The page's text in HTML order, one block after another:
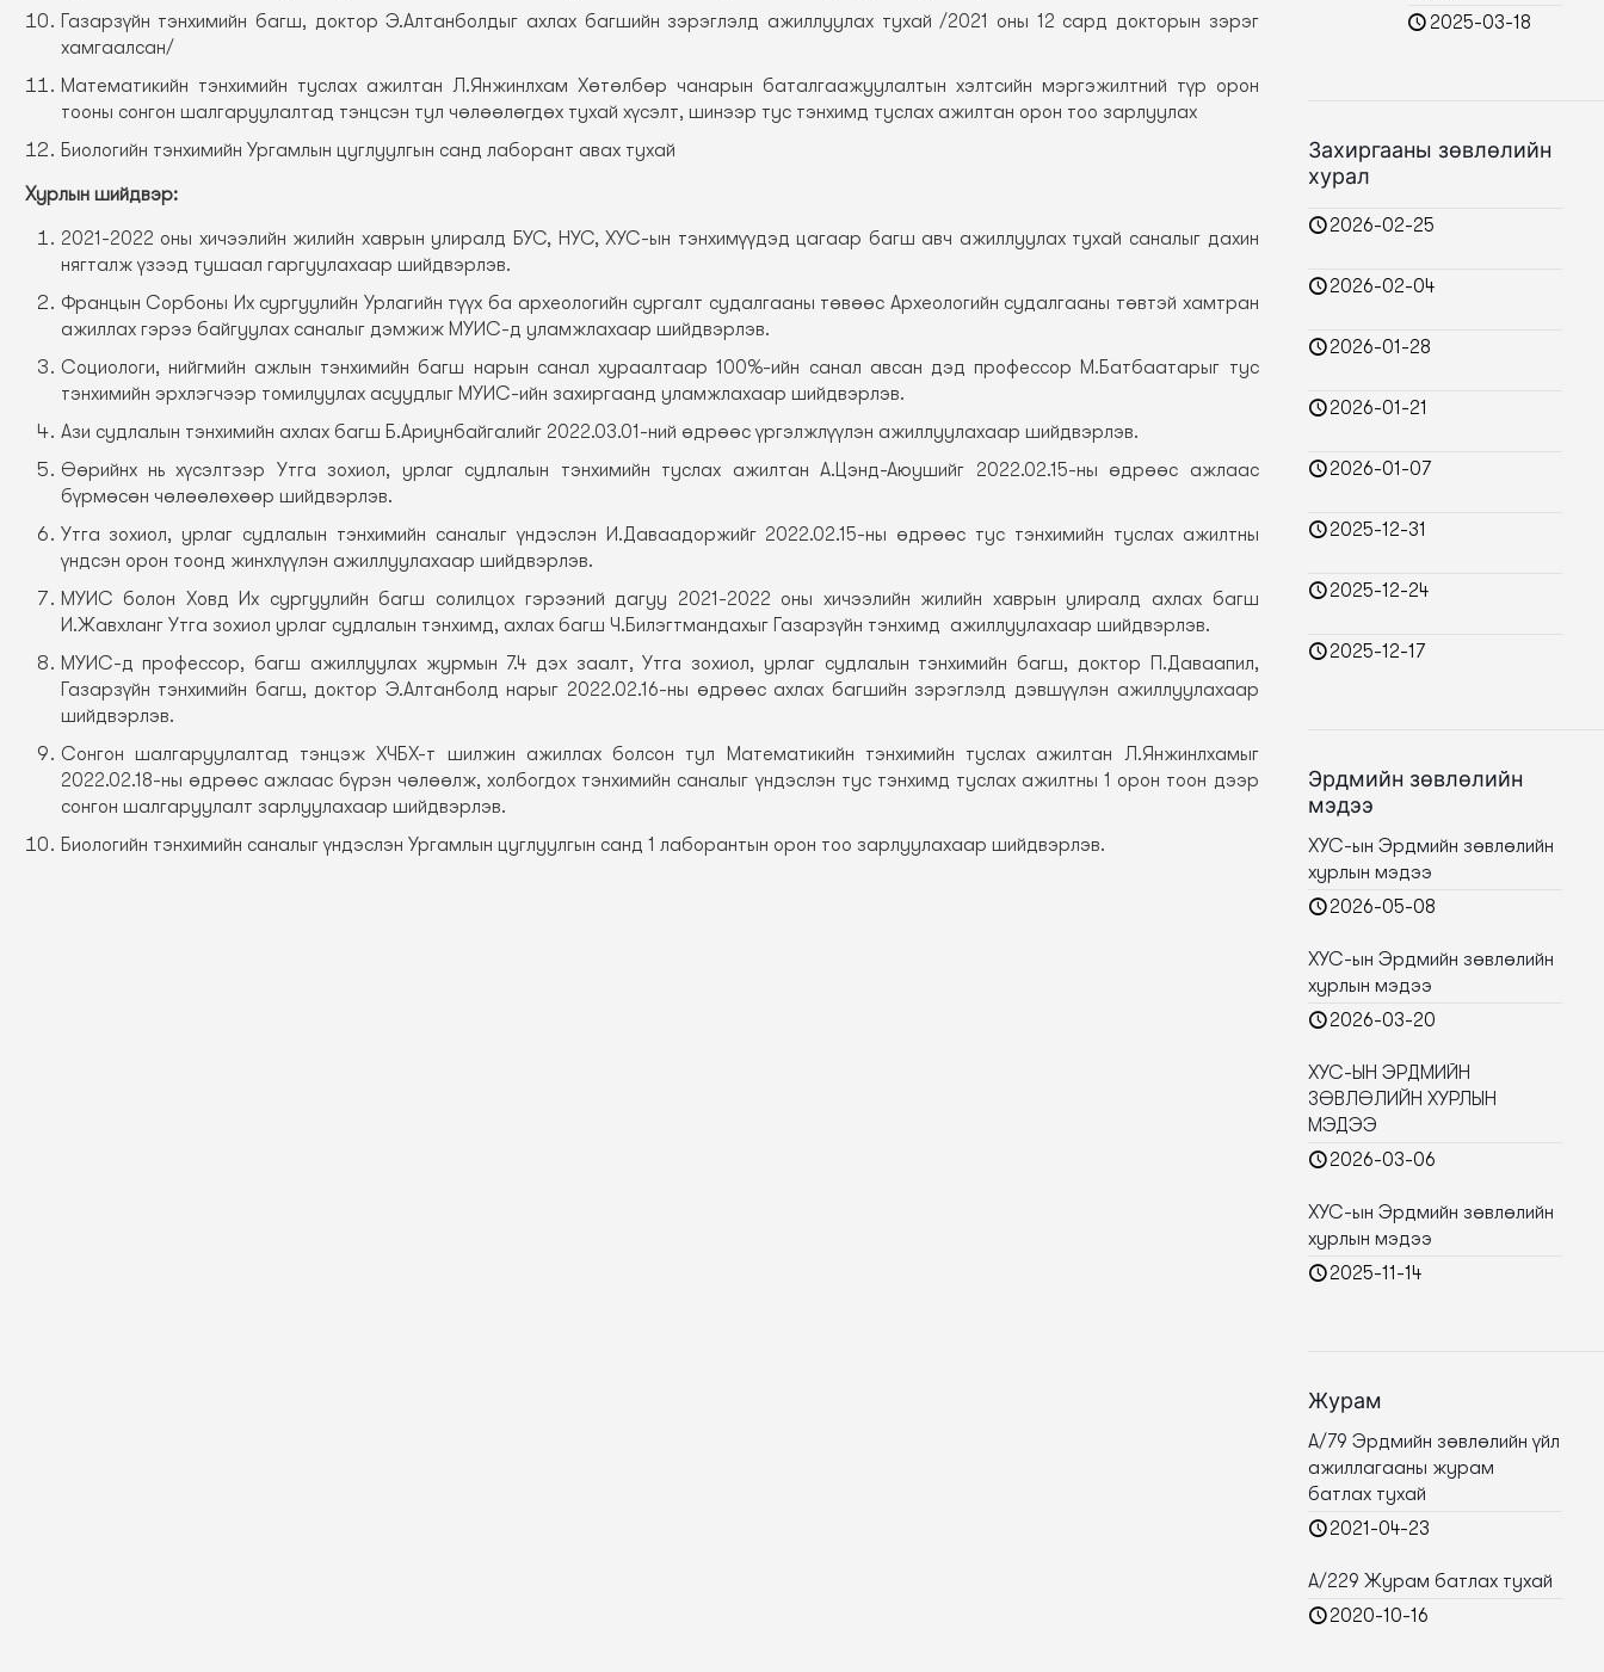
Газарзүйн тэнхимийн багш, доктор Э.Алтанболдыг ахлах багшийн зэрэглэлд ажиллуулах тухай /2021 оны 12 сард докторын зэрэг
хамгаалсан/
Математикийн тэнхимийн туслах ажилтан Л.Янжинлхам Хөтөлбөр чанарын баталгаажуулалтын хэлтсийн мэргэжилтний түр орон
тооны сонгон шалгаруулалтад тэнцсэн тул чөлөөлөгдөх тухай хүсэлт, шинээр тус тэнхимд туслах ажилтан орон тоо зарлуулах
Биологийн тэнхимийн Ургамлын цуглуулгын санд лаборант авах тухай
Хурлын шийдвэр:
2021-2022 оны хичээлийн жилийн хаврын улиралд БУС, НУС, ХУС-ын тэнхимүүдэд цагаар багш авч ажиллуулах тухай саналыг дахин
нягталж үзээд тушаал гаргуулахаар шийдвэрлэв.
Францын Сорбоны Их сургуулийн Урлагийн түүх ба археологийн сургалт судалгааны төвөөс Археологийн судалгааны төвтэй хамтран
ажиллах гэрээ байгуулах саналыг дэмжиж МУИС-д уламжлахаар шийдвэрлэв.
Социологи, нийгмийн ажлын тэнхимийн багш нарын санал хураалтаар 100%-ийн санал авсан дэд профессор М.Батбаатарыг тус
тэнхимийн эрхлэгчээр томилуулах асуудлыг МУИС-ийн захиргаанд уламжлахаар шийдвэрлэв.
Ази судлалын тэнхимийн ахлах багш Б.Ариунбайгалийг 2022.03.01-ний өдрөөс үргэлжлүүлэн ажиллуулахаар шийдвэрлэв.
Өөрийнх нь хүсэлтээр Утга зохиол, урлаг судлалын тэнхимийн туслах ажилтан А.Цэнд-Аюушийг 2022.02.15-ны өдрөөс ажлаас
бүрмөсөн чөлөөлөхөөр шийдвэрлэв.
Утга зохиол, урлаг судлалын тэнхимийн саналыг үндэслэн И.Даваадоржийг 2022.02.15-ны өдрөөс тус тэнхимийн туслах ажилтны
үндсэн орон тоонд жинхлүүлэн ажиллуулахаар шийдвэрлэв.
МУИС болон Ховд Их сургуулийн багш солилцох гэрээний дагуу 2021-2022 оны хичээлийн жилийн хаврын улиралд ахлах багш
И.Жавхланг Утга зохиол урлаг судлалын тэнхимд, ахлах багш Ч.Билэгтмандахыг Газарзүйн тэнхимд ажиллуулахаар шийдвэрлэв.
МУИС-д профессор, багш ажиллуулах журмын 7.4 дэх заалт, Утга зохиол, урлаг судлалын тэнхимийн багш, доктор П.Даваапил,
Газарзүйн тэнхимийн багш, доктор Э.Алтанболд нарыг 2022.02.16-ны өдрөөс ахлах багшийн зэрэглэлд дэвшүүлэн ажиллуулахаар
шийдвэрлэв.
Сонгон шалгаруулалтад тэнцэж ХЧБХ-т шилжин ажиллах болсон тул Математикийн тэнхимийн туслах ажилтан Л.Янжинлхамыг
2022.02.18-ны өдрөөс ажлаас бүрэн чөлөөлж, холбогдох тэнхимийн саналыг үндэслэн тус тэнхимд туслах ажилтны 1 орон тоон дээр
сонгон шалгаруулалт зарлуулахаар шийдвэрлэв.
Биологийн тэнхимийн саналыг үндэслэн Ургамлын цуглуулгын санд 1 лаборантын орон тоо зарлуулахаар шийдвэрлэв.
2025-03-18
Захиргааны зөвлөлийн
хурал
2026-02-25
2026-02-04
2026-01-28
2026-01-21
2026-01-07
2025-12-31
2025-12-24
2025-12-17
Эрдмийн зөвлөлийн
мэдээ
ХУС-ын Эрдмийн зөвлөлийн
хурлын мэдээ
2026-05-08
ХУС-ын Эрдмийн зөвлөлийн
хурлын мэдээ
2026-03-20
ХУС-ЫН ЭРДМИЙН
ЗӨВЛӨЛИЙН ХУРЛЫН
МЭДЭЭ
2026-03-06
ХУС-ын Эрдмийн зөвлөлийн
хурлын мэдээ
2025-11-14
Журам
А/79 Эрдмийн зөвлөлийн үйл
ажиллагааны журам
батлах тухай
2021-04-23
А/229 Журам батлах тухай
2020-10-16